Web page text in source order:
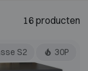
16 producten
S2 30P